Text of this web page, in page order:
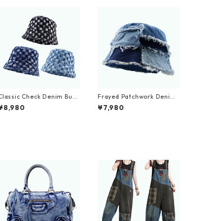
Check Denim Buck
Hat D0213
Frayed Patchwork Denim
Bucket Hat D0002
¥7,980